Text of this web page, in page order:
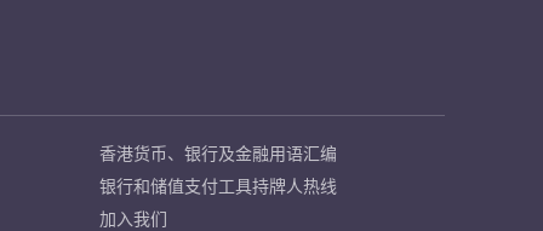
香港货币、银行及金融用语汇编
银行和储值支付工具持牌人热线
加入我们